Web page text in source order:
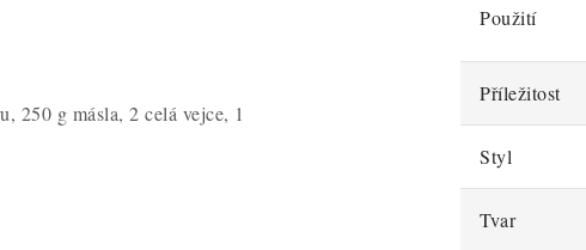
250 g másla, 2 celá vejce, 1
Použití
Příležitost
Styl
Tvar